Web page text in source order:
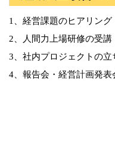
1、経営課題のヒアリング
2、人間力上場研修の受講
3、社内プロジェクトの立
4、報告会・経営計画発表